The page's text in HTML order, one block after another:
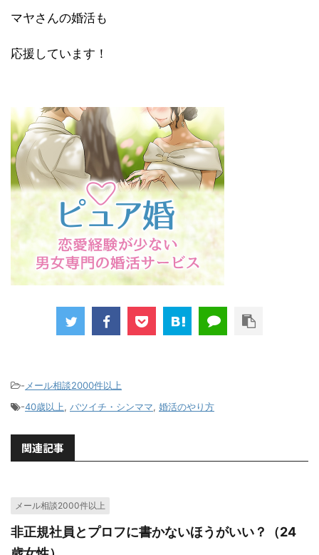
マヤさんの婚活も
応援しています！
- メール相談2000件以上
-40歳以上, バツイチ・シンママ, 婚活のやり方
関連記事
メール相談2000件以上
非正規社員とプロフに書かないほうがいい？（24